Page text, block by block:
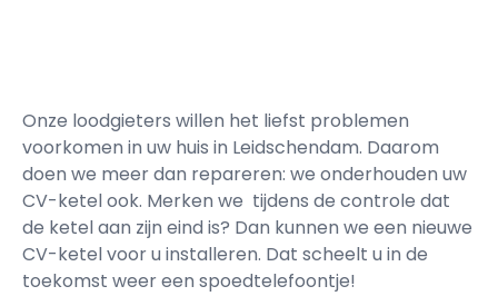
Onze loodgieters willen het liefst problemen
voorkomen in uw huis in Leidschendam. Daarom
doen we meer dan repareren: we onderhouden uw
CV-ketel ook. Merken we tijdens de controle dat
de ketel aan zijn eind is? Dan kunnen we een nieuwe
CV-ketel voor u installeren. Dat scheelt u in de
toekomst weer een spoedtelefoontje!